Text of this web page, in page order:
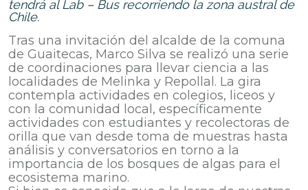
tendrá al Lab – Bus recorriendo la zona austral de
Chile.
Tras una invitación del alcalde de la comuna
de Guaitecas, Marco Silva se realizó una serie
de coordinaciones para llevar ciencia a las
localidades de Melinka y Repollal. La gira
contempla actividades en colegios, liceos y
con la comunidad local, específicamente
actividades con estudiantes y recolectoras de
orilla que van desde toma de muestras hasta
análisis y conversatorios en torno a la
importancia de los bosques de algas para el
ecosistema marino.